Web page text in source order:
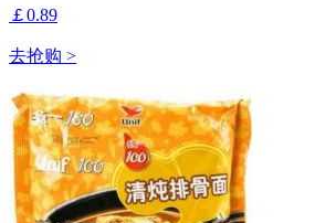
￡0.89
去抢购 >